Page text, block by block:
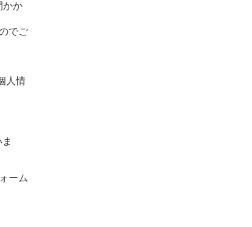
かか
でご
人情
ーム